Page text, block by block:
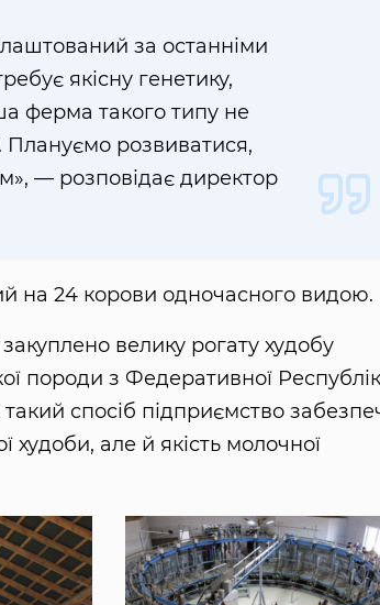
за останніми
якісну генетику,
ферма такого типу не
Плануємо розвиватися,
— розповідає директор
на 24 корови одночасного видою.
велику рогату худобу
породи з Федеративної
спосіб підприємство
худоби, але й якість молочної